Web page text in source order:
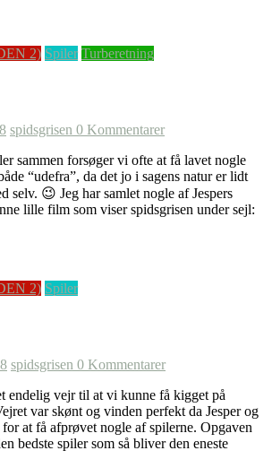
2) Spiler Turberetning
spidsgrisen 0 Kommentarer
sammen forsøger vi ofte at få lavet nogle
“udefra”, da det jo i sagens natur er lidt
selv. 😉 Jeg har samlet nogle af Jespers
lille film som viser spidsgrisen under sejl:
2) Spiler
spidsgrisen 0 Kommentarer
endelig vejr til at vi kunne få kigget på
var skønt og vinden perfekt da Jesper og
at få afprøvet nogle af spilerne. Opgaven
bedste spiler som så bliver den eneste